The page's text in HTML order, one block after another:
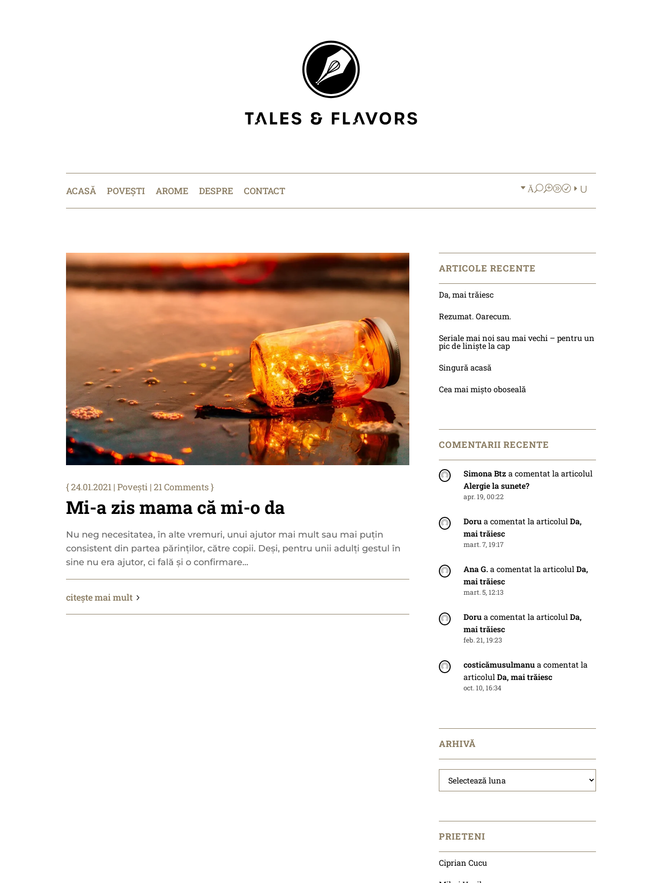
ACASĂ POVEȘTI AROME DESPRE CONTACT
Mi-a zis mama că mi-o da
24.01.2021 |Povești | 21 Comments
Nu neg necesitatea, în alte vremuri, unui ajutor mai mult sau mai puțin
consistent din partea părinților, către copii. Deși, pentru unii adulți gestul în
sine nu era ajutor, ci fală și o confirmare...
citește mai mult
ARTICOLE RECENTE
Da, mai trăiesc
Rezumat. Oarecum.
Seriale mai noi sau mai vechi – pentru un
pic de liniște la cap
Singură acasă
Cea mai mișto oboseală
COMENTARII RECENTE
Simona Btz a comentat la articolul
Alergie la sunete?
apr. 19, 00:22
Dorua comentat la articolulDa,
mai trăiesc
mart. 7, 19:17
Ana G.a comentat la articolulDa,
mai trăiesc
mart. 5, 12:13
Dorua comentat la articolulDa,
mai trăiesc
feb. 21, 19:23
costicămusulmanua comentat la
articolulDa, mai trăiesc
oct. 10, 16:34
ARHIVĂ
Arhivă
PRIETENI
Ciprian Cucu